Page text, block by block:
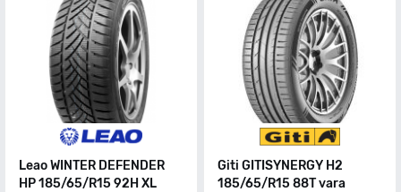
Leao WINTER DEFENDER
HP 185/65/R15 92H XL
Giti GITISYNERGY H2
185/65/R15 88T vara